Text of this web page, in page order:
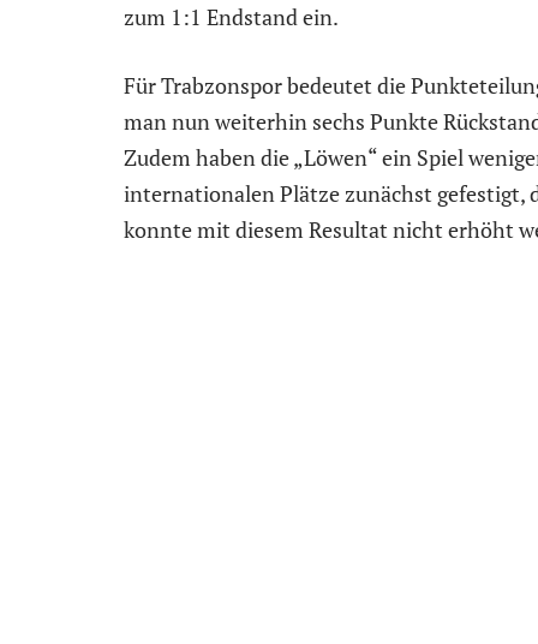
zum 1:1 Endstand ein.
Für Trabzonspor bedeutet die
man nun weiterhin sechs Punkte
Zudem haben die „Löwen“ ein Spiel
internationalen Plätze zunächst gefestigt,
konnte mit diesem Resultat nicht erhöht